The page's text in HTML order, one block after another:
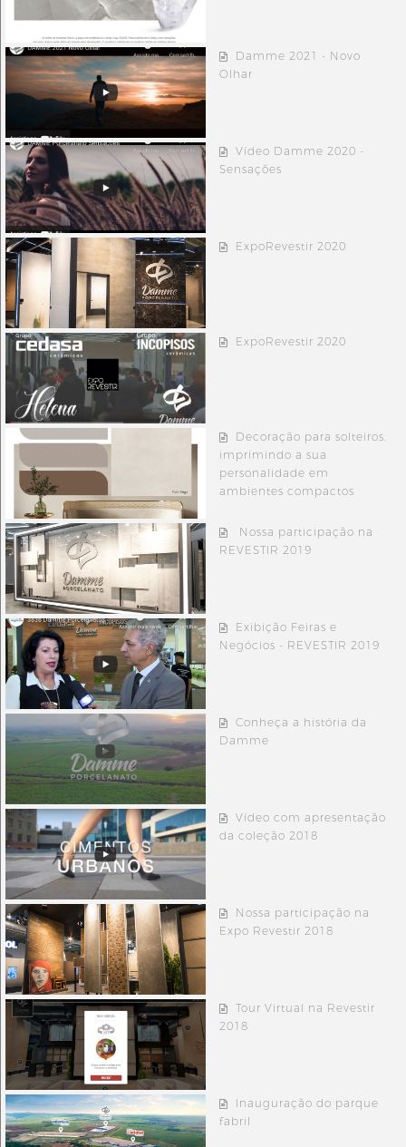
Damme 2021 - Novo
Olhar
Vídeo Damme 2020 -
Sensações
ExpoRevestir 2020
ExpoRevestir 2020
Decoração para solteiros,
imprimindo a sua
personalidade em
ambientes compactos
Nossa participação na
REVESTIR 2019
Exibição Feiras e
Negócios - REVESTIR 2019
Conheça a história da
Damme
Vídeo com apresentação
da coleção 2018
Nossa participação na
Expo Revestir 2018
Tour Virtual na Revestir
2018
Inauguração do parque
fabril